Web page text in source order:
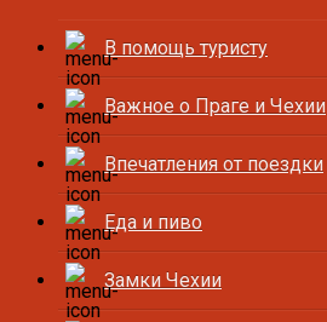
В помощь туристу
Важное о Праге и Чехии
Впечатления от поездки
Еда и пиво
Замки Чехии